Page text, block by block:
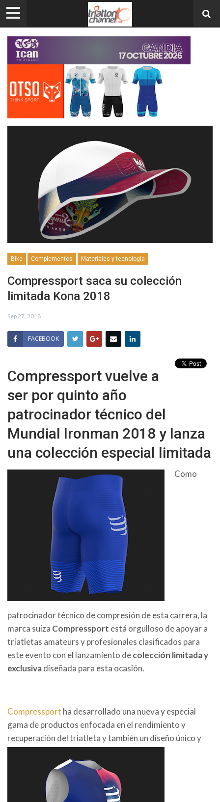
Bike Complementos Materiales y tecnología
Compressport saca su colección
limitada Kona 2018
Sep 27, 2018
FACEBOOK
Compressport vuelve a
ser por quinto año
patrocinador técnico del
Mundial Ironman 2018 y lanza
una colección especial limitada
Como
patrocinador técnico de compresión de esta carrera, la
marca suiza Compressport está orgulloso de apoyar a
triatletas amateurs y profesionales clasificados para
este evento con el lanzamiento decolección limitada y
exclusivadiseñada para esta ocasión.
Compressport ha desarrollado una nueva y especial
gama de productos enfocada en el rendimiento y
recuperación del triatleta y también un diseño único y